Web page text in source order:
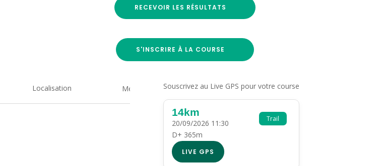
RECEVOIR LES RÉSULTATS
S'INSCRIRE À LA COURSE
Localisation Medias Souscrivez au Live GPS pour votre course
Trail
14km
20/09/2026 11:30
D+ 365m
LIVE GPS